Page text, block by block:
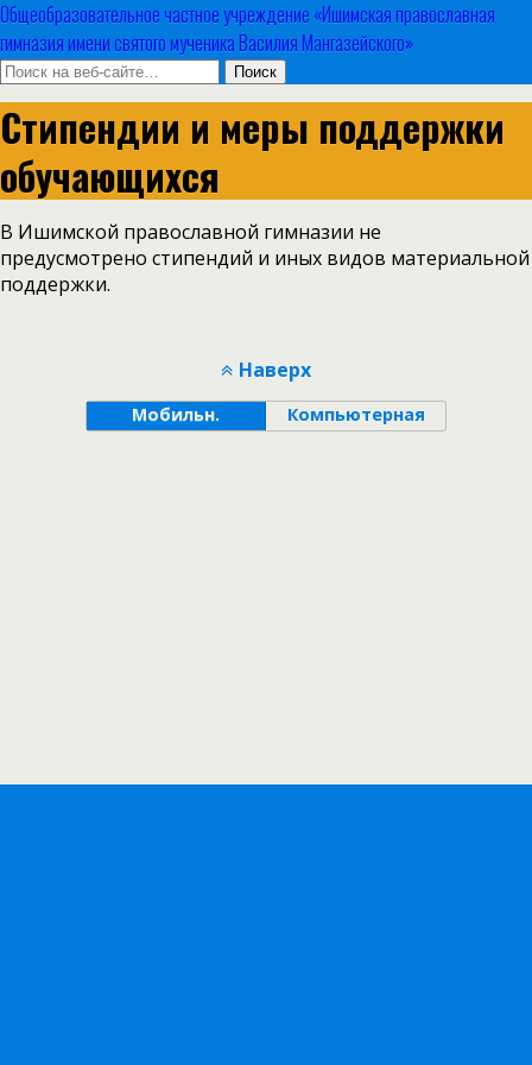
Общеобразовательное частное учреждение «Ишимская православная
гимназия имени святого мученика Василия Мангазейского»
Стипендии и меры поддержки
обучающихся
В Ишимской православной гимназии не
предусмотрено стипендий и иных видов материальной
поддержки.
Наверх
Мобильн. Компьютерная